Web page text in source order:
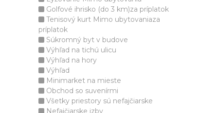
Golfové ihrisko (do 3 km)za príplatok
Tenisový kurt Mimo ubytovaniaza
príplatok
Súkromný byt v budove
Výhľad na tichú ulicu
Výhľad na hory
Výhľad
Minimarket na mieste
Obchod so suvenírmi
Všetky priestory sú nefajčiarske
Nefajčiarske izby